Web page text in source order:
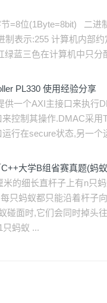
=8位(1Byte=8bit) 二进
制表示:255 计算机内部约
绿蓝三色在计算机中只分
PL330 使用经验分享
供一个AXI主接口来执行
控制其操作.DMAC采用
行在secure状态,另一个
大学B组省赛真题(蚂
米的细长直杆子上有n只
只蚂蚁都只能沿着杆子
碰面时,它们会同时掉头
只蚂蚁 ...